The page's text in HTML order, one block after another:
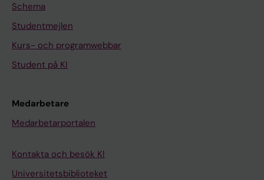
Schema
Studentmejlen
Kurs- och programwebbar
Student på KI
Medarbetare
Medarbetarportalen
Kontakta och besök KI
Universitetsbiblioteket